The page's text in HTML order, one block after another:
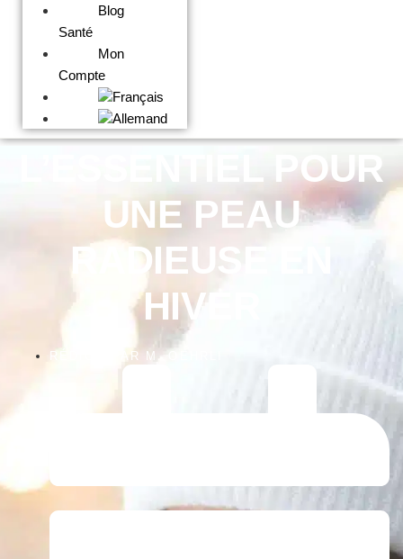
Blog
Santé
Mon
Compte
L’ESSENTIEL POUR
UNE PEAU
RADIEUSE EN
HIVER
RÉDIGÉ PAR M. OEHRLI